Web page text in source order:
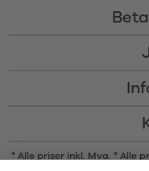
* Alle priser inkl. Mva. * Alle